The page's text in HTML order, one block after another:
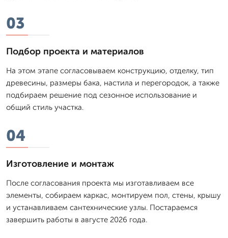
03
Подбор проекта и материалов
На этом этапе согласовываем конструкцию, отделку, тип
древесины, размеры бака, настила и перегородок, а также
подбираем решение под сезонное использование и
общий стиль участка.
04
Изготовление и монтаж
После согласования проекта мы изготавливаем все
элементы, собираем каркас, монтируем пол, стены, крышу
и устанавливаем сантехнические узлы. Постараемся
завершить работы в августе 2026 года.